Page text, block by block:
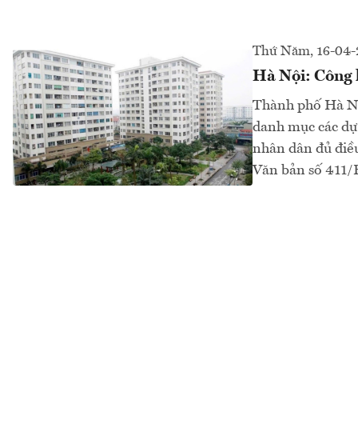
Thứ Năm, 16-04-
Hà Nội: Công
Thành phố Hà
danh mục các
nhân dân đủ
Văn bản số